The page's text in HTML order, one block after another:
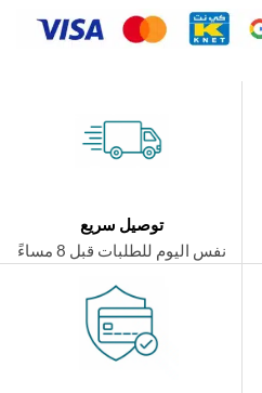
توصيل سريع
نفس اليوم للطلبات قبل 8 مساءً